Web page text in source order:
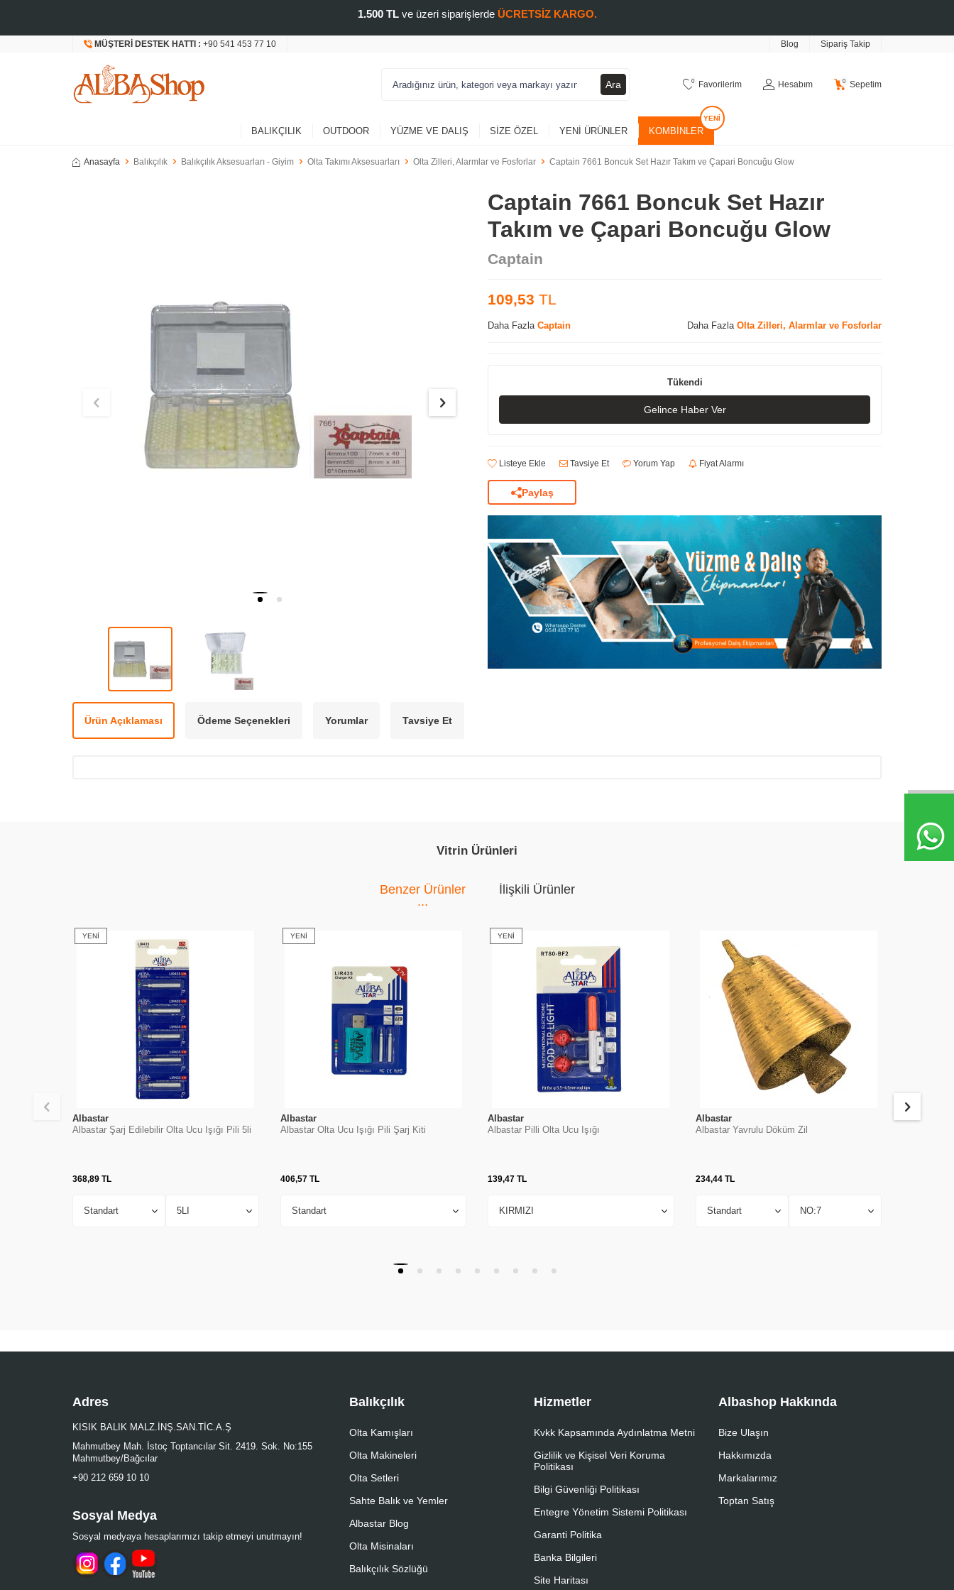
1.500 TLve üzeri siparişlerde ÜCRETSİZ KARGO.
MÜŞTERI DESTEK HATTI : +90 541 453 77 10 Blog Sipariş Takip
Ara 0 Favorilerim Hesabım 0 Sepetim
BALIKÇILIK OUTDOOR YÜZME VE DALIŞ SIZE ÖZEL YENI ÜRÜNLER KOMBINLER
Anasayfa Balıkçılık Balıkçılık Aksesuarları - Giyim Olta Takımı Aksesuarları Olta Zilleri, Alarmlar ve Fosforlar Captain 7661 Boncuk Set Hazır Takım ve Çapari Boncuğu Glow
Captain 7661 Boncuk Set Hazır
Takım ve Çapari Boncuğu Glow
Captain
109,53 TL
Daha Fazla Captain Daha Fazla Olta Zilleri, Alarmlar ve Fosforlar
Tükendi
Gelince Haber Ver
Listeye Ekle Tavsiye Et Yorum Yap Fiyat Alarmı
Paylaş
Ürün Açıklaması Ödeme Seçenekleri Yorumlar Tavsiye Et
Vitrin Ürünleri
Benzer Ürünler İlişkili Ürünler
YENI
Albastar
Albastar Şarj Edilebilir Olta Ucu Işığı Pili 5li
368,89 TL
YENI
Albastar
Albastar Olta Ucu Işığı Pili Şarj Kiti
406,57TL
YENI
Albastar
Albastar Pilli Olta Ucu Işığı
139,47 TL
Albastar
Albastar Yavrulu Döküm Zil
234,44TL
Albastar
Adres
KISIK BALIK MALZ.İNŞ.SAN.TİC.A.Ş
Mahmutbey Mah. İstoç Toptancılar Sit. 2419. Sok. No:155
Mahmutbey/Bağcılar
+90 212 659 10 10
Sosyal Medya
Sosyal medyaya hesaplarımızı takip etmeyi unutmayın!
Balıkçılık
Olta Kamışları
Olta Makineleri
Olta Setleri
Sahte Balık ve Yemler
Albastar Blog
Olta Misinaları
Balıkçılık Sözlüğü
Hizmetler
Kvkk Kapsamında Aydınlatma Metni
Gizlilik ve Kişisel Veri Koruma
Politikası
Bilgi Güvenliği Politikası
Entegre Yönetim Sistemi Politikası
Garanti Politika
Banka Bilgileri
Site Haritası
Albashop Hakkında
Bize Ulaşın
Hakkımızda
Markalarımız
Toptan Satış